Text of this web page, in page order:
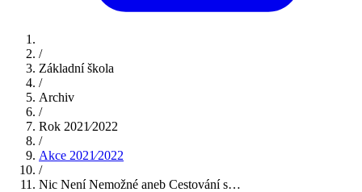
/
Základní škola
/
Archiv
/
Rok 2021⁄2022
/
Akce 2021⁄2022
/
Nic Není Nemožné aneb Cestování s…